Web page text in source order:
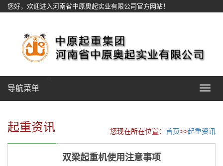
您好，欢迎进入河南省中原奥起实业有限公司官方网站！
Toggle
导航菜单
起重资讯 您现在所在位置： 首页>>起重资讯
双梁起重机使用注意事项